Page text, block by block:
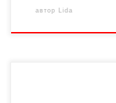
автор Lida